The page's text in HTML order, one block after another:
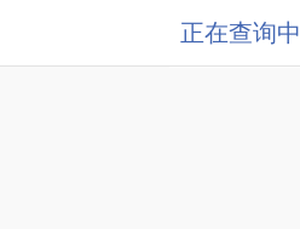
正在查询中